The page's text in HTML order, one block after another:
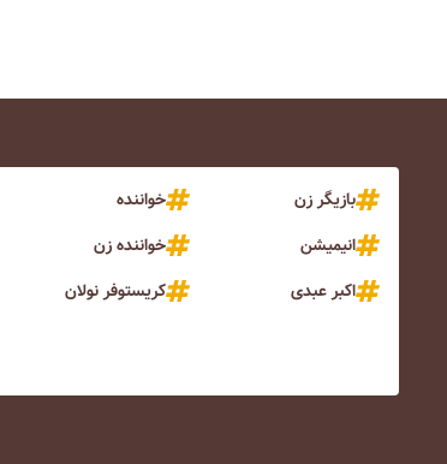
بازیگر زن
خواننده
انیمیشن
خواننده زن
اکبر عبدی
کریستوفر نولان